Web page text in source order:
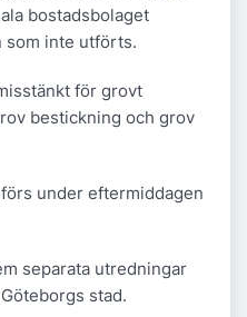
bostadsbolaget
som inte utförts.
för grovt
bestickning och grov
under eftermiddagen
separata utredningar
stad.